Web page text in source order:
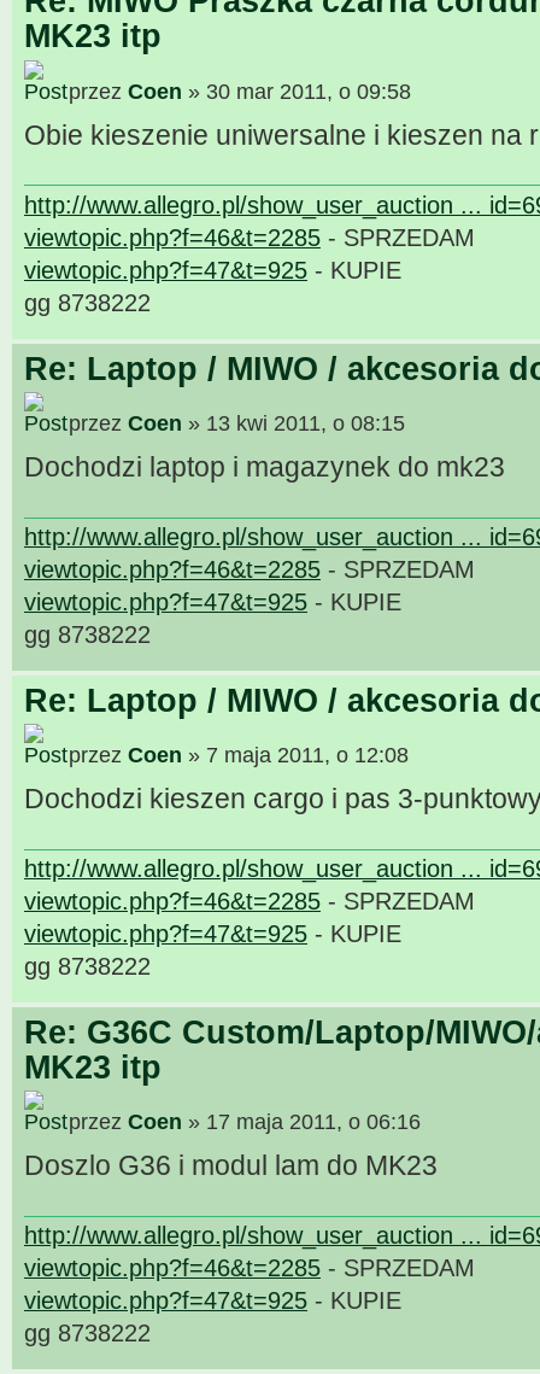
MK23 itp
przez Coen » 30 mar 2011, o 09:58
Obie kieszenie uniwersalne i kieszen na
http://www.allegro.pl/show_user_auction ...
viewtopic.php?f=46&t=2285 - SPRZEDAM
viewtopic.php?f=47&t=925 - KUPIE
gg 8738222
Re: Laptop / MIWO / akcesoria
przez Coen » 13 kwi 2011, o 08:15
Dochodzi laptop i magazynek do mk23
http://www.allegro.pl/show_user_auction ...
viewtopic.php?f=46&t=2285 - SPRZEDAM
viewtopic.php?f=47&t=925 - KUPIE
gg 8738222
Re: Laptop / MIWO / akcesoria
przez Coen » 7 maja 2011, o 12:08
Dochodzi kieszen cargo i pas 3-
http://www.allegro.pl/show_user_auction ...
viewtopic.php?f=46&t=2285 - SPRZEDAM
viewtopic.php?f=47&t=925 - KUPIE
gg 8738222
Re: G36C Custom/Laptop/
MK23 itp
przez Coen » 17 maja 2011, o 06:16
Doszlo G36 i modul lam do MK23
http://www.allegro.pl/show_user_auction ...
viewtopic.php?f=46&t=2285 - SPRZEDAM
viewtopic.php?f=47&t=925 - KUPIE
gg 8738222